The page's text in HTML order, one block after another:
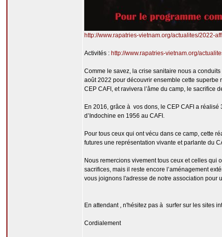
http://www.rapatries-vietnam.org/actualites/2022-
Activités : http://www.rapatries-vietnam.org/
Comme le savez, la crise sanitaire nous a
août 2022 pour découvrir ensemble cette superbe
CEP CAFI, et ravivera l’âme du camp, le sacrifice
En 2016, grâce à vos dons, le CEP CAFI a
d’Indochine en 1956 au CAFI.
Pour tous ceux qui ont vécu dans ce camp, cette
futures une représentation vivante et parlante du
Nous remercions vivement tous ceux et celles
sacrifices, mais il reste encore l’aménagement
vous joignons l'adresse de notre association pour
En attendant , n'hésitez pas à surfer sur les sites
Cordialement